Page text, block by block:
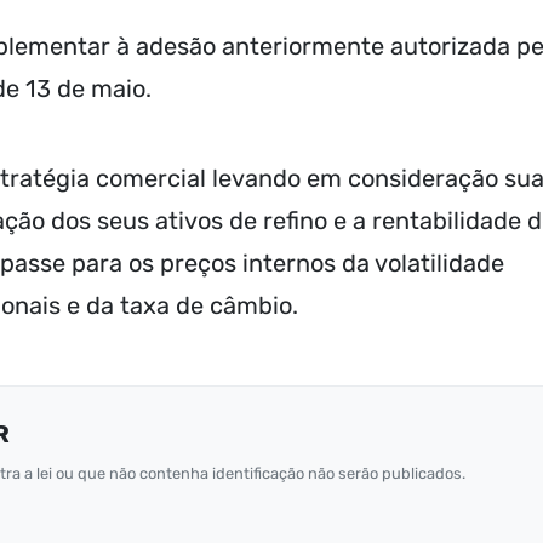
à adesão anteriormente autorizada
13 de maio.
comercial levando em consideração sua
dos seus ativos de refino e a rentabilidade
para os preços internos da volatilidade
e da taxa de câmbio.
a lei ou que não contenha identificação não serão publicados.